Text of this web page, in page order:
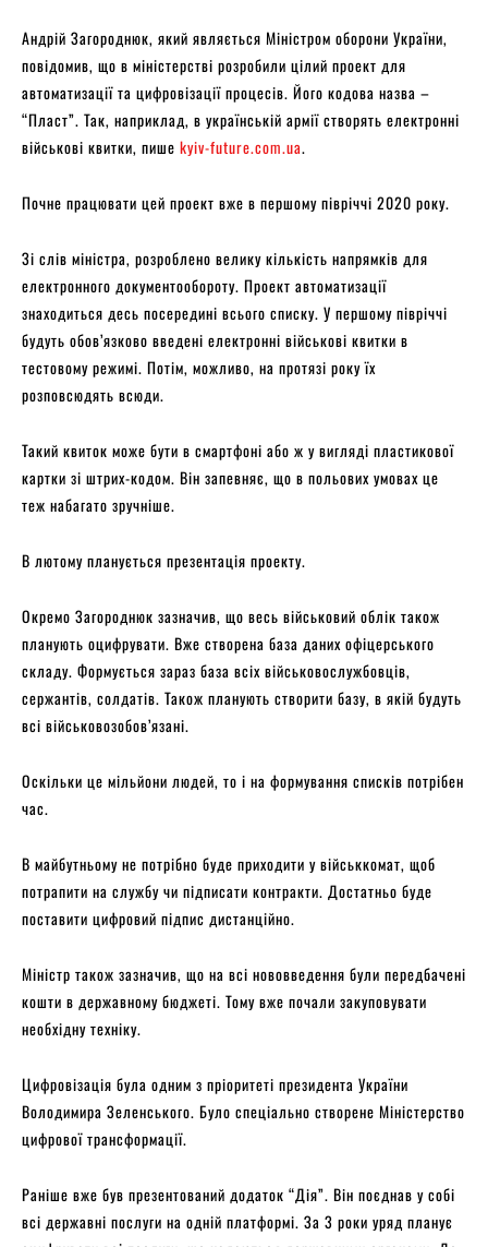
Андрій Загороднюк, який являється Міністром оборони України,
повідомив, що в міністерстві розробили цілий проект для
автоматизації та цифровізації процесів. Його кодова назва –
“Пласт”. Так, наприклад, в українській армії створять електронні
військові квитки, пише kyiv-future.com.ua.
Почне працювати цей проект вже в першому півріччі 2020 року.
Зі слів міністра, розроблено велику кількість напрямків для
електронного документообороту. Проект автоматизації
знаходиться десь посередині всього списку. У першому півріччі
будуть обов’язково введені електронні військові квитки в
тестовому режимі. Потім, можливо, на протязі року їх
розповсюдять всюди.
Такий квиток може бути в смартфоні або ж у вигляді пластикової
картки зі штрих-кодом. Він запевняє, що в польових умовах це
теж набагато зручніше.
В лютому планується презентація проекту.
Окремо Загороднюк зазначив, що весь військовий облік також
планують оцифрувати. Вже створена база даних офіцерського
складу. Формується зараз база всіх військовослужбовців,
сержантів, солдатів. Також планують створити базу, в якій будуть
всі військовозобов’язані.
Оскільки це мільйони людей, то і на формування списків потрібен
час.
В майбутньому не потрібно буде приходити у військкомат, щоб
потрапити на службу чи підписати контракти. Достатньо буде
поставити цифровий підпис дистанційно.
Міністр також зазначив, що на всі нововведення були передбачені
кошти в державному бюджеті. Тому вже почали закуповувати
необхідну техніку.
Цифровізація була одним з пріоритеті президента України
Володимира Зеленського. Було спеціально створене Міністерство
цифрової трансформації.
Раніше вже був презентований додаток “Дія”. Він поєднав у собі
всі державні послуги на одній платформі. За 3 роки уряд планує